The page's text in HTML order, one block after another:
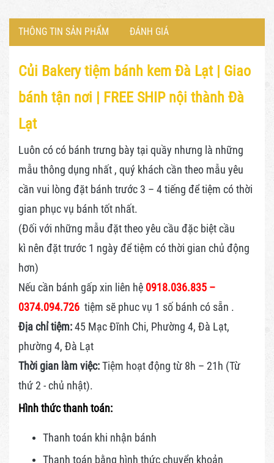
THÔNG TIN SẢN PHẨM ĐÁNH GIÁ
Củi Bakery tiệm bánh kem Đà Lạt | Giao
bánh tận nơi | FREE SHIP nội thành Đà
Lạt
Luôn có có bánh trưng bày tại quầy nhưng là những
mẫu thông dụng nhất , quý khách cần theo mẫu yêu
cần vui lòng đặt bánh trước 3 – 4 tiếng để tiệm có thời
gian phục vụ bánh tốt nhất.
(Đối với những mẫu đặt theo yêu cầu đặc biệt cầu
kì nên đặt trước 1 ngày để tiệm có thời gian chủ động
hơn)
Nếu cần bánh gấp xin liên hệ 0918.036.835 –
0374.094.726 tiệm sẽ phuc vụ 1 số bánh có sẵn .
Địa chỉ tiệm:45 Mạc Đĩnh Chi, Phường 4, Đà Lạt,
phường 4, Đà Lạt
Thời gian làm việc:Tiệm hoạt động từ 8h – 21h (Từ
thứ 2 - chủ nhật).
Hình thức thanh toán:
Thanh toán khi nhận bánh
Thanh toán bằng hình thứcchuyển khoản